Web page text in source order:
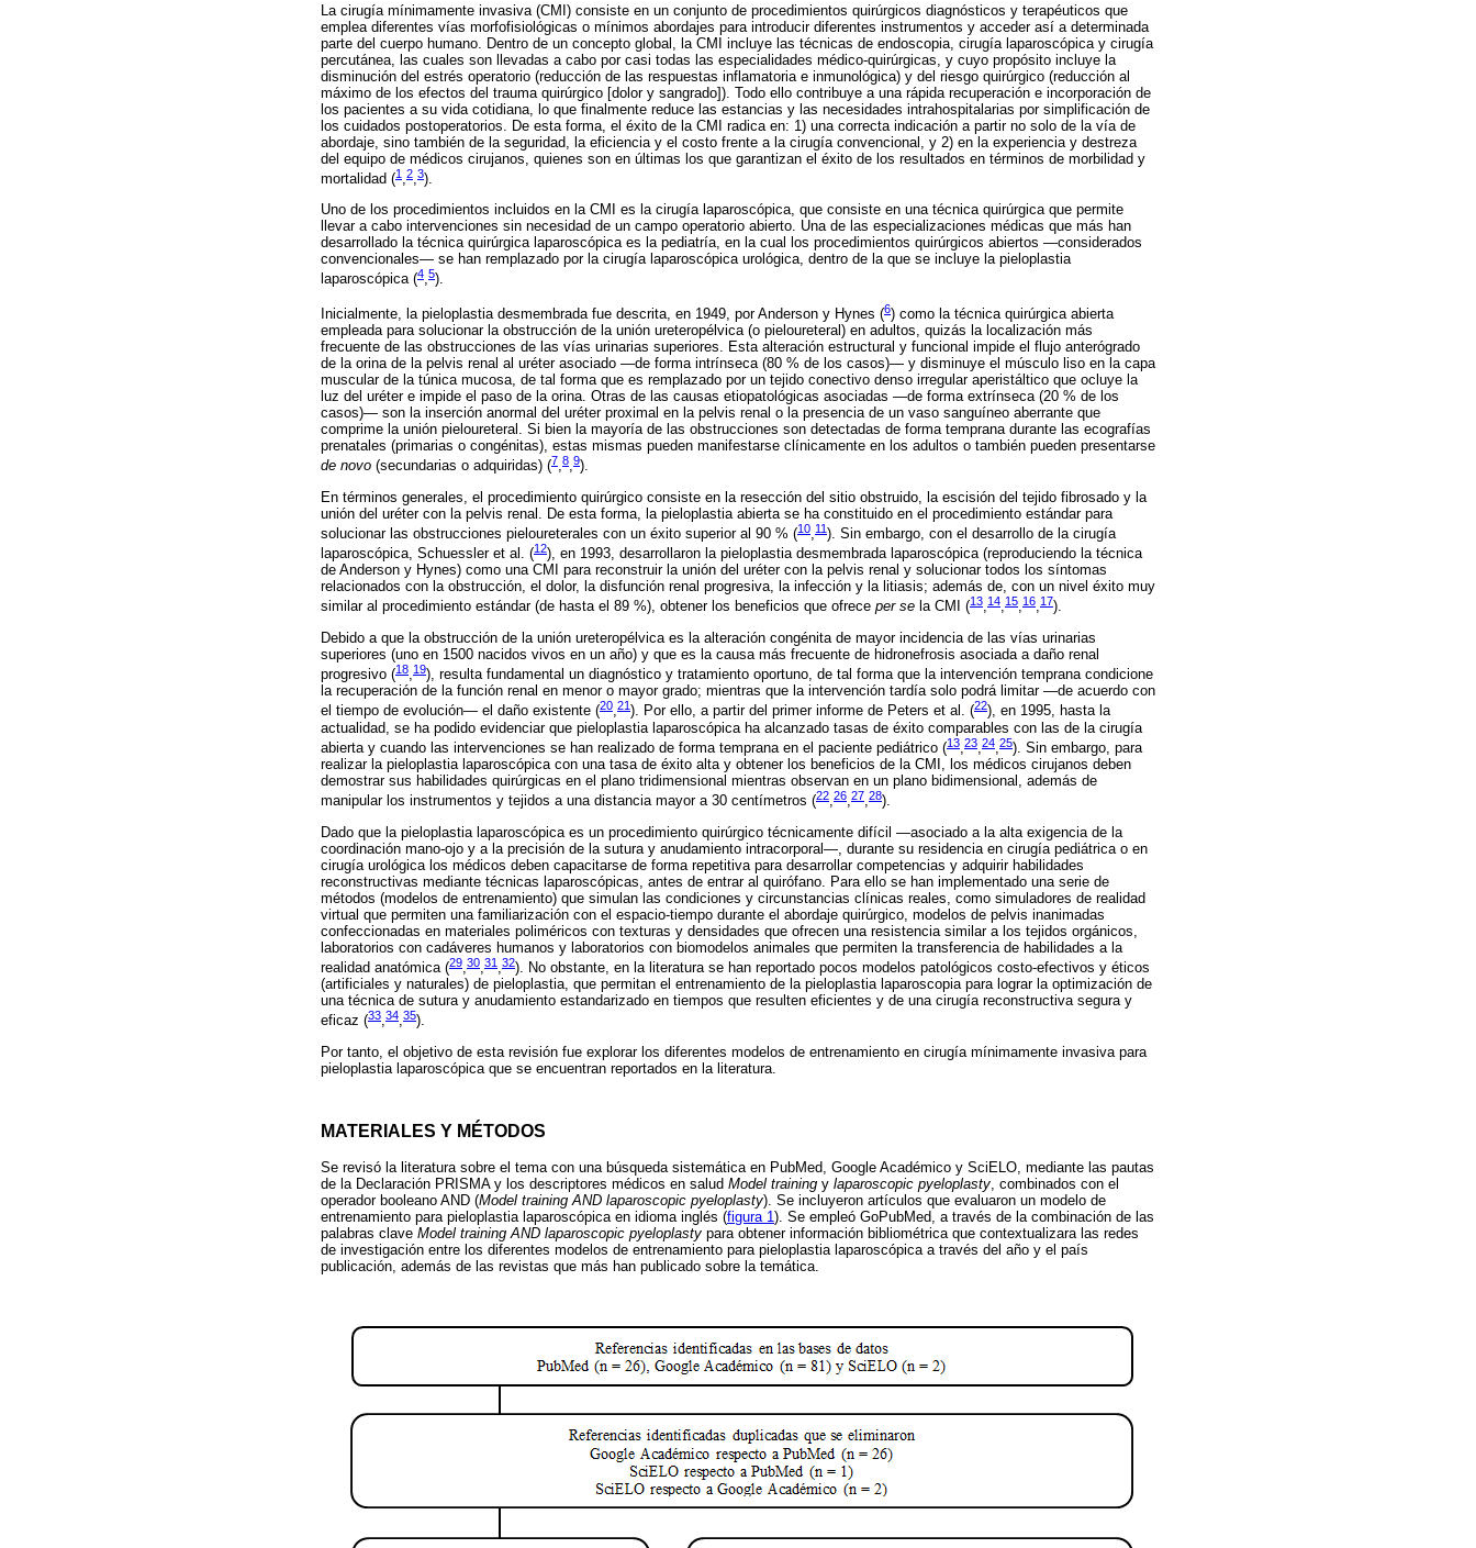
La cirugía mínimamente invasiva (CMI) consiste en un conjunto de procedimientos quirúrgicos diagnósticos y terapéuticos que
emplea diferentes vías morfofisiológicas o mínimos abordajes para introducir diferentes instrumentos y acceder así a determinada
parte del cuerpo humano. Dentro de un concepto global, la CMI incluye las técnicas de endoscopia, cirugía laparoscópica y cirugía
percutánea, las cuales son llevadas a cabo por casi todas las especialidades médico-quirúrgicas, y cuyo propósito incluye la
disminución del estrés operatorio (reducción de las respuestas inflamatoria e inmunológica) y del riesgo quirúrgico (reducción al
máximo de los efectos del trauma quirúrgico [dolor y sangrado]). Todo ello contribuye a una rápida recuperación e incorporación de
los pacientes a su vida cotidiana, lo que finalmente reduce las estancias y las necesidades intrahospitalarias por simplificación de
los cuidados postoperatorios. De esta forma, el éxito de la CMI radica en: 1) una correcta indicación a partir no solo de la vía de
abordaje, sino también de la seguridad, la eficiencia y el costo frente a la cirugía convencional, y 2) en la experiencia y destreza
del equipo de médicos cirujanos, quienes son en últimas los que garantizan el éxito de los resultados en términos de morbilidad y
mortalidad (1 2 3).
Uno de los procedimientos incluidos en la CMI es la cirugía laparoscópica, que consiste en una técnica quirúrgica que permite
llevar a cabo intervenciones sin necesidad de un campo operatorio abierto. Una de las especializaciones médicas que más han
desarrollado la técnica quirúrgica laparoscópica es la pediatría, en la cual los procedimientos quirúrgicos abiertos —considerados
convencionales— se han remplazado por la cirugía laparoscópica urológica, dentro de la que se incluye la pieloplastia
laparoscópica (4,5).
Inicialmente, la pieloplastia desmembrada fue descrita, en 1949, por Anderson y Hynes (6) como la técnica quirúrgica abierta
empleada para solucionar la obstrucción de la unión ureteropélvica (o pieloureteral) en adultos, quizás la localización más
frecuente de las obstrucciones de las vías urinarias superiores. Esta alteración estructural y funcional impide el flujo anterógrado
de la orina de la pelvis renal al uréter asociado —de forma intrínseca (80 % de los casos)— y disminuye el músculo liso en la capa
muscular de la túnica mucosa, de tal forma que es remplazado por un tejido conectivo denso irregular aperistáltico que ocluye la
luz del uréter e impide el paso de la orina. Otras de las causas etiopatológicas asociadas —de forma extrínseca (20 % de los
casos)— son la inserción anormal del uréter proximal en la pelvis renal o la presencia de un vaso sanguíneo aberrante que
comprime la unión pieloureteral. Si bien la mayoría de las obstrucciones son detectadas de forma temprana durante las ecografías
prenatales (primarias o congénitas), estas mismas pueden manifestarse clínicamente en los adultos o también pueden presentarse
de novo (secundarias o adquiridas) (7,8,9).
En términos generales, el procedimiento quirúrgico consiste en la resección del sitio obstruido, la escisión del tejido fibrosado y la
unión del uréter con la pelvis renal. De esta forma, la pieloplastia abierta se ha constituido en el procedimiento estándar para
solucionar las obstrucciones pieloureterales con un éxito superior al 90 % (10,11). Sin embargo, con el desarrollo de la cirugía
laparoscópica, Schuessler et al. (12), en 1993, desarrollaron la pieloplastia desmembrada laparoscópica (reproduciendo la técnica
de Anderson y Hynes) como una CMI para reconstruir la unión del uréter con la pelvis renal y solucionar todos los síntomas
relacionados con la obstrucción, el dolor, la disfunción renal progresiva, la infección y la litiasis; además de, con un nivel éxito muy
similar al procedimiento estándar (de hasta el 89 %), obtener los beneficios que ofrece per se la CMI (13,14,15,16,17).
Debido a que la obstrucción de la unión ureteropélvica es la alteración congénita de mayor incidencia de las vías urinarias
superiores (uno en 1500 nacidos vivos en un año) y que es la causa más frecuente de hidronefrosis asociada a daño renal
progresivo (18,19), resulta fundamental un diagnóstico y tratamiento oportuno, de tal forma que la intervención temprana condicione
la recuperación de la función renal en menor o mayor grado; mientras que la intervención tardía solo podrá limitar —de acuerdo con
el tiempo de evolución— el daño existente (20,21 ). Por ello, a partir del primer informe de Peters et al. (22), en 1995, hasta la
actualidad, se ha podido evidenciar que pieloplastia laparoscópica ha alcanzado tasas de éxito comparables con las de la cirugía
abierta y cuando las intervenciones se han realizado de forma temprana en el paciente pediátrico (13,23,24,25). Sin embargo, para
realizar la pieloplastia laparoscópica con una tasa de éxito alta y obtener los beneficios de la CMI, los médicos cirujanos deben
demostrar sus habilidades quirúrgicas en el plano tridimensional mientras observan en un plano bidimensional, además de
manipular los instrumentos y tejidos a una distancia mayor a 30 centímetros (22,26,27,28).
Dado que la pieloplastia laparoscópica es un procedimiento quirúrgico técnicamente difícil —asociado a la alta exigencia de la
coordinación mano-ojo y a la precisión de la sutura y anudamiento intracorporal—, durante su residencia en cirugía pediátrica o en
cirugía urológica los médicos deben capacitarse de forma repetitiva para desarrollar competencias y adquirir habilidades
reconstructivas mediante técnicas laparoscópicas, antes de entrar al quirófano. Para ello se han implementado una serie de
métodos (modelos de entrenamiento) que simulan las condiciones y circunstancias clínicas reales, como simuladores de realidad
virtual que permiten una familiarización con el espacio-tiempo durante el abordaje quirúrgico, modelos de pelvis inanimadas
confeccionadas en materiales poliméricos con texturas y densidades que ofrecen una resistencia similar a los tejidos orgánicos,
laboratorios con cadáveres humanos y laboratorios con biomodelos animales que permiten la transferencia de habilidades a la
realidad anatómica (29,30,31 ,32). No obstante, en la literatura se han reportado pocos modelos patológicos costo-efectivos y éticos
(artificiales y naturales) de pieloplastia, que permitan el entrenamiento de la pieloplastia laparoscopia para lograr la optimización de
una técnica de sutura y anudamiento estandarizado en tiempos que resulten eficientes y de una cirugía reconstructiva segura y
eficaz (33,34,35).
Por tanto, el objetivo de esta revisión fue explorar los diferentes modelos de entrenamiento en cirugía mínimamente invasiva para
pieloplastia laparoscópica que se encuentran reportados en la literatura.
MATERIALES Y MÉTODOS
Se revisó la literatura sobre el tema con una búsqueda sistemática en PubMed, Google Académico y SciELO, mediante las pautas
de la Declaración PRISMA y los descriptores médicos en salud Model training y laparoscopic pyeloplasty, combinados con el
operador booleano AND (Model training AND laparoscopic pyeloplasty). Se incluyeron artículos que evaluaron un modelo de
entrenamiento para pieloplastia laparoscópica en idioma inglés (figura 1). Se empleó GoPubMed, a través de la combinación de las
palabras clave Model training AND laparoscopic pyeloplasty para obtener información bibliométrica que contextualizara las redes
de investigación entre los diferentes modelos de entrenamiento para pieloplastia laparoscópica a través del año y el país
publicación, además de las revistas que más han publicado sobre la temática.